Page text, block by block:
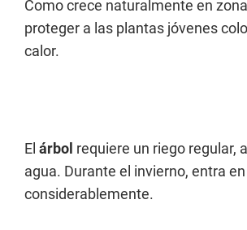
Como crece naturalmente en
proteger a las plantas jóvenes
calor.
El árbol requiere un riego regular,
agua. Durante el invierno, entra
considerablemente.